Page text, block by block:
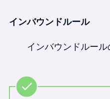
インバウンドルール
インバウンドルール